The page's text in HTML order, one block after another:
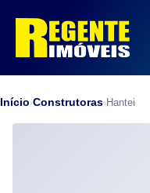
Início›Construtoras›Hantei